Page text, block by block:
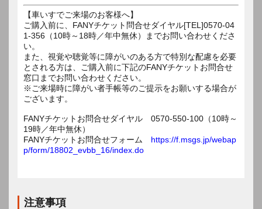
【車いすでご来場のお客様へ】
ご購入前に、FANYチケット問合せダイヤル[TEL]0570-04
1-356（10時～18時／年中無休）までお問い合わせくださ
い。
また、視覚や聴覚等に障がいのある方で特別な配慮を必要
とされる方は、ご購入前に下記のFANYチケットお問合せ
窓口までお問い合わせください。
※ご来場時に障がい者手帳等のご提示をお願いする場合が
ございます。
FANYチケットお問合せダイヤル 0570-550-100（10時～
19時／年中無休）
FANYチケットお問合せフォーム https://f.msgs.jp/webap
p/form/18802_evbb_16/index.do
注意事項